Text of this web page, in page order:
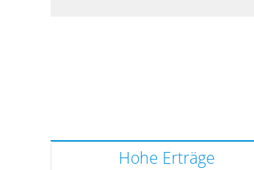
Hohe Erträge